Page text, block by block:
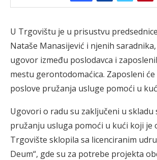
U Trgovištu je u prisustvu
Nataše Manasijević i njenih
ugovor između poslodavca i
mestu gerontodomaćica. Zaposleni
poslove pružanja usluge pomoći u
Ugovori o radu su zaključeni u skladu
pružanju usluga pomoći u kući koji je
Trgovište sklopila sa licenciranim
Deum“, gde su za potrebe projekta